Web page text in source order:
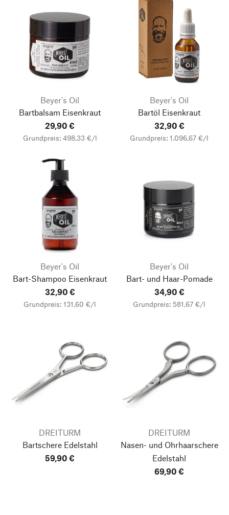
Beyer's Oil
Bartbalsam Eisenkraut
29,90 €
Grundpreis: 498,33 €/l
Beyer's Oil
Bartöl Eisenkraut
32,90 €
Grundpreis: 1.096,67 €/l
Beyer's Oil
Bart-Shampoo Eisenkraut
32,90 €
Grundpreis: 131,60 €/l
Beyer's Oil
Bart- und Haar-Pomade
34,90 €
Grundpreis: 581,67 €/l
DREITURM
Bartschere Edelstahl
59,90 €
DREITURM
Nasen- und Ohrhaarschere
Edelstahl
69,90 €